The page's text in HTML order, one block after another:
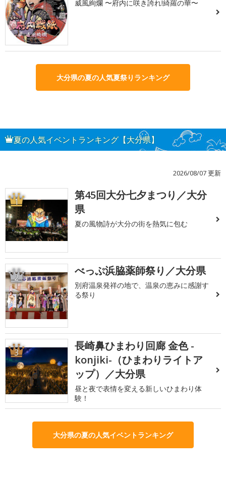
威風絢爛 〜府内に咲き誇れ!綺羅の華〜
大分県の夏の人気夏祭りランキング
夏の人気イベントランキング【大分県】
2026/08/07 更新
1
第45回大分七夕まつり／大分
県
夏の風物詩が大分の街を熱気に包む
2 べっぷ浜脇薬師祭り／大分県
別府温泉発祥の地で、温泉の恵みに感謝す
る祭り
3
長崎鼻ひまわり回廊 金色 -
konjiki-（ひまわりライトア
ップ）／大分県
昼と夜で表情を変える新しいひまわり体
験！
大分県の夏の人気イベントランキング